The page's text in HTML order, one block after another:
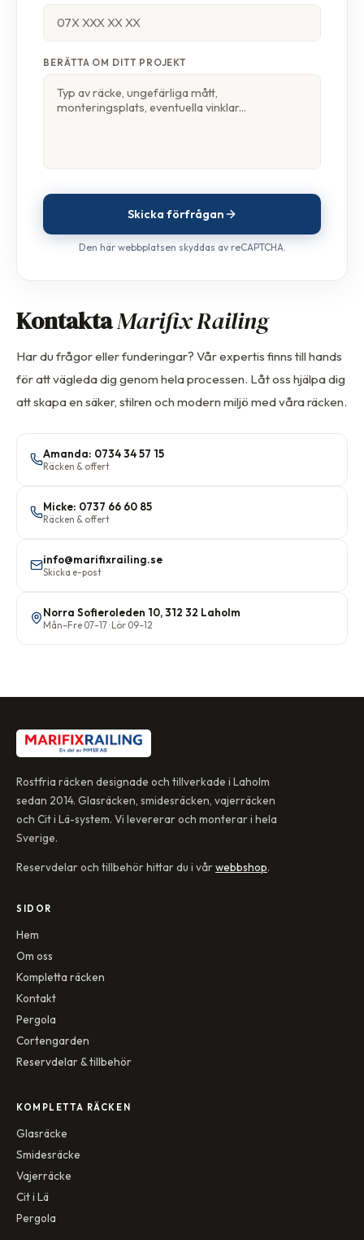
KontaktaMarifix Railing
Har du frågor eller funderingar? Vår expertis finns till hands
för att vägleda dig genom hela processen. Låt oss hjälpa dig
att skapa en säker, stilren och modern miljö med våra räcken.
Amanda: 0734 34 57 15
Räcken & offert
Micke: 0737 66 60 85
Räcken & offert
info@marifixrailing.se
Skicka e-post
Norra Sofieroleden 10, 312 32 Laholm
Mån–Fre 07–17 · Lör 09–12
BERÄTTA OM DITT PROJEKT
Skicka förfrågan
Den här webbplatsen skyddas av reCAPTCHA.
Rostfria räcken designade och tillverkade i Laholm
sedan 2014. Glasräcken, smidesräcken, vajerräcken
och Cit i Lä-system. Vi levererar och monterar i hela
Sverige.
Reservdelar och tillbehör hittar du i vår webbshop.
SIDOR
Hem
Om oss
Kompletta räcken
Kontakt
Pergola
Cortengarden
Reservdelar & tillbehör
KOMPLETTA RÄCKEN
Glasräcke
Smidesräcke
Vajerräcke
Cit i Lä
Pergola